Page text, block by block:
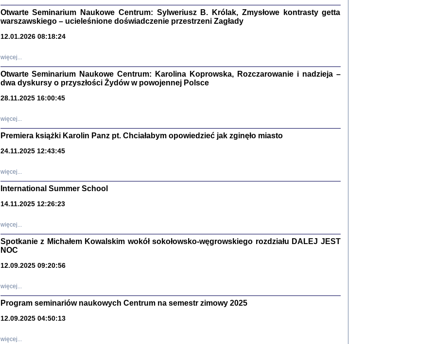
Sewek Okonowski, oprac. Marta Janczewska
PISZĄCY TE SŁOWA JEST PRACOWNIKIEM
GETTOWEJ INSTYTUCJI ...
'z Dziennika' i inne pisma z łódzkiego getta
Józef Zelkowicz, tłum. z jidysz, oprac. i wstęp. Monika Polit
CZYTAJĄC GAZETĘ NIEMIECKĄ ...
Warszawa 2019
Otwarte Seminarium Naukowe Centrum: Sylweriusz B. Królak, Zmysłowe kontrasty getta
warszawskiego – ucieleśnione doświadczenie przestrzeni Zagłady
12.01.2026 08:18:24
więcej...
Otwarte Seminarium Naukowe Centrum: Karolina Koprowska, Rozczarowanie i nadzieja –
dwa dyskursy o przyszłości Żydów w powojennej Polsce
28.11.2025 16:00:45
więcej...
Premiera książki Karolin Panz pt. Chciałabym opowiedzieć jak zginęło miasto
24.11.2025 12:43:45
więcej...
International Summer School
14.11.2025 12:26:23
więcej...
Spotkanie z Michałem Kowalskim wokół sokołowsko-węgrowskiego rozdziału DALEJ JEST
NOC
12.09.2025 09:20:56
więcej...
Program seminariów naukowych Centrum na semestr zimowy 2025
12.09.2025 04:50:13
więcej...